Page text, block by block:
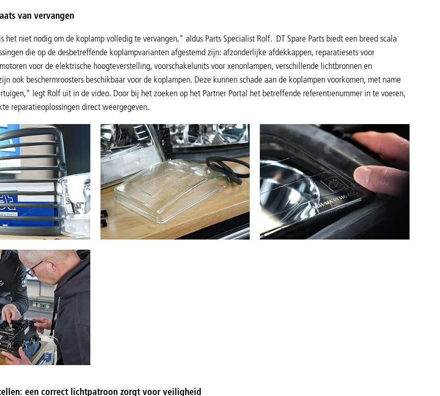
van vervangen
het niet nodig om de koplamp volledig te vervangen," aldus Parts Specialist Rolf. DT Spare Parts biedt een breed scala
die op de desbetreffende koplampvarianten afgestemd zijn: afzonderlijke afdekkappen, reparatiesets voor
voor de elektrische hoogteverstelling, voorschakelunits voor xenonlampen, verschillende lichtbronnen en
ook beschermroosters beschikbaar voor de koplampen. Deze kunnen schade aan de koplampen voorkomen, met name
legt Rolf uit in de video. Door bij het zoeken op het Partner Portal het betreffende referentienummer in te voeren,
reparatieoplossingen direct weergegeven.
een correct lichtpatroon zorgt voor veiligheid